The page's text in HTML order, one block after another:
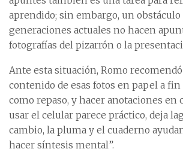
aprendido; sin embargo, un obstáculo
generaciones actuales no hacen
fotografías del pizarrón o la
Ante esta situación, Romo recomendó
contenido de esas fotos en papel a
como repaso, y hacer anotaciones en
usar el celular parece práctico, deja
cambio, la pluma y el cuaderno
hacer síntesis mental”.